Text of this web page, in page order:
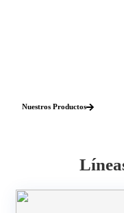
Nuestros Productos